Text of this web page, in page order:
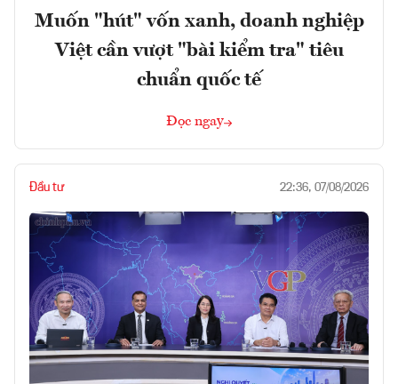
Muốn "hút" vốn xanh, doanh nghiệp
Việt cần vượt "bài kiểm tra" tiêu
chuẩn quốc tế
Đọc ngay
Đầu tư 22:36, 07/08/2026